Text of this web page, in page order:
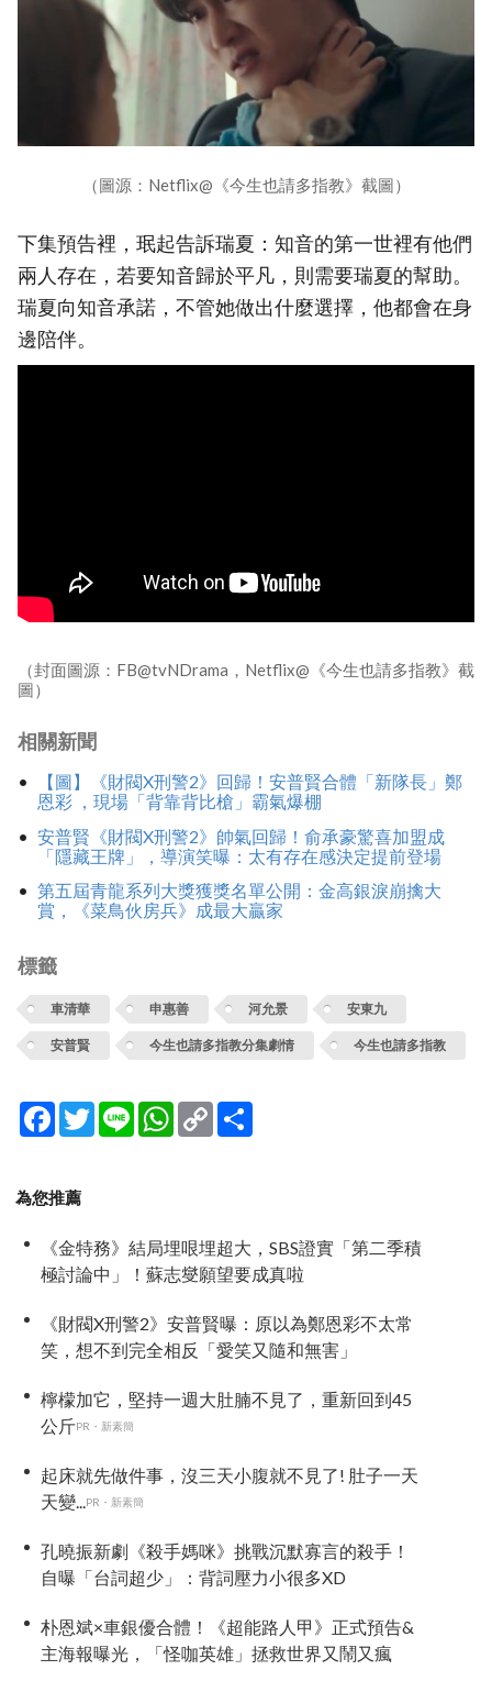
（圖源：Netflix@《今生也請多指教》截圖）
下集預告裡，珉起告訴瑞夏：知音的第一世裡有他們
兩人存在，若要知音歸於平凡，則需要瑞夏的幫助。
瑞夏向知音承諾，不管她做出什麼選擇，他都會在身
邊陪伴。
（封面圖源：FB@tvNDrama，Netflix@《今生也請多指教》截
圖）
相關新聞
【圖】《財閥X刑警2》回歸！安普賢合體「新隊長」鄭
恩彩 ，現場「背靠背比槍」霸氣爆棚
安普賢《財閥X刑警2》帥氣回歸！俞承豪驚喜加盟成
「隱藏王牌」，導演笑曝：太有存在感決定提前登場
第五屆青龍系列大獎獲獎名單公開：金高銀淚崩擒大
賞，《菜鳥伙房兵》成最大贏家
標籤
車清華 申惠善 河允景 安東九
安普賢 今生也請多指教分集劇情 今生也請多指教
Facebook
TwitterLine WhatsApp
Copy
Link
為您推薦
《金特務》結局埋哏埋超大，SBS證實「第二季積
極討論中」！蘇志燮願望要成真啦
《財閥X刑警2》安普賢曝：原以為鄭恩彩不太常
笑，想不到完全相反「愛笑又隨和無害」
檸檬加它，堅持一週大肚腩不見了，重新回到45
公斤PR・新素簡
起床就先做件事，沒三天小腹就不見了! 肚子一天
天變...PR・新素簡
孔曉振新劇《殺手媽咪》挑戰沉默寡言的殺手！
自曝「台詞超少」：背詞壓力小很多XD
朴恩斌×車銀優合體！《超能路人甲》正式預告&
主海報曝光，「怪咖英雄」拯救世界又鬧又瘋